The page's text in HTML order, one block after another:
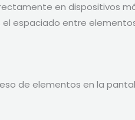
en dispositivos
espaciado entre
de elementos en la